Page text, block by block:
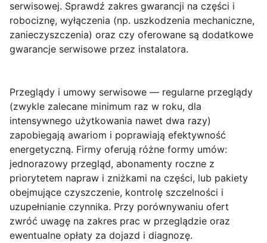
serwisowej. Sprawdź zakres gwarancji na części i
robociznę, wyłączenia (np. uszkodzenia mechaniczne,
zanieczyszczenia) oraz czy oferowane są dodatkowe
gwarancje serwisowe przez instalatora.
Przeglądy i umowy serwisowe — regularne przeglądy
(zwykle zalecane minimum raz w roku, dla
intensywnego użytkowania nawet dwa razy)
zapobiegają awariom i poprawiają efektywność
energetyczną. Firmy oferują różne formy umów:
jednorazowy przegląd, abonamenty roczne z
priorytetem napraw i zniżkami na części, lub pakiety
obejmujące czyszczenie, kontrolę szczelności i
uzupełnianie czynnika. Przy porównywaniu ofert
zwróć uwagę na zakres prac w przeglądzie oraz
ewentualne opłaty za dojazd i diagnozę.